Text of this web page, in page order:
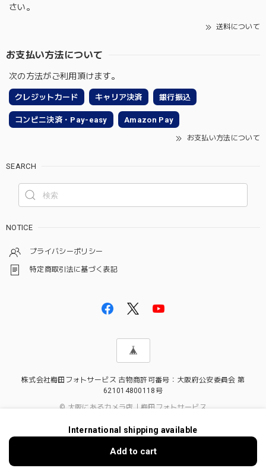
さい。
送料について
お支払い方法について
次の方法がご利用頂けます。
クレジットカード キャリア決済 銀行振込
コンビニ決済・Pay-easy Amazon Pay
お支払い方法について
SEARCH
NOTICE
プライバシーポリシー
特定商取引法に基づく表記
株式会社梅田フォトサービス 古物商許可番号：大阪府公安委員会 第
621014800118号
© 大阪にあるカメラ店｜梅田フォトサービス
International shipping available
Add to cart